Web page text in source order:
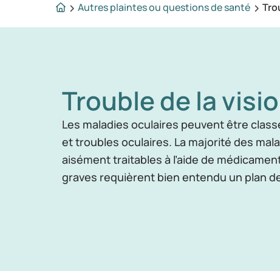
Autres plaintes ou questions de santé
Trouble de la
Les maladies oculaires peuvent être
et troubles oculaires. La majorité des
aisément traitables à l’aide de
graves requièrent bien entendu un plan